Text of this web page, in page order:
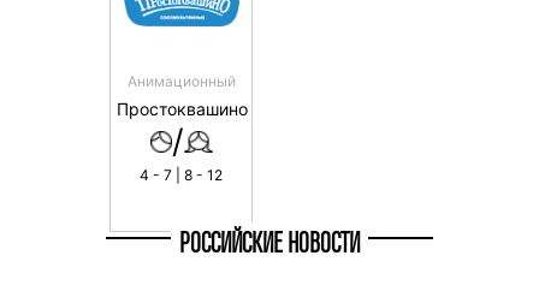
Анимационный
Простоквашино
/
4 - 7 | 8 - 12
РОССИЙСКИЕ НОВОСТИ